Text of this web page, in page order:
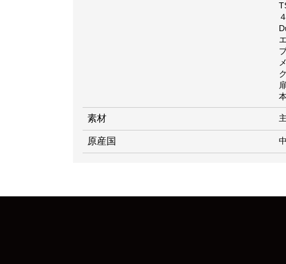
素材
原産国